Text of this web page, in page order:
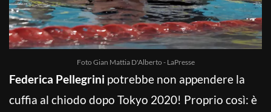
Foto Gian Mattia D'Alberto - LaPresse
Federica Pellegrini potrebbe non appendere la
cuffia al chiodo dopo Tokyo 2020! Proprio così: è